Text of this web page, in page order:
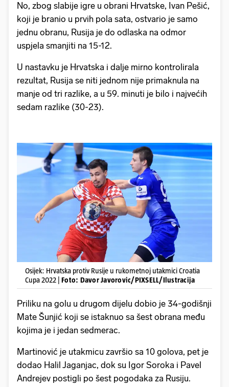
No, zbog slabije igre u obrani Hrvatske, Ivan Pešić,
koji je branio u prvih pola sata, ostvario je samo
jednu obranu, Rusija je do odlaska na odmor
uspjela smanjiti na 15-12.
U nastavku je Hrvatska i dalje mirno kontrolirala
rezultat, Rusija se niti jednom nije primaknula na
manje od tri razlike, a u 59. minuti je bilo i najvećih
sedam razlike (30-23).
Osijek: Hrvatska protiv Rusije u rukometnoj utakmici Croatia
Cupa 2022 | Foto: Davor Javorovic/PIXSELL/Ilustracija
Priliku na golu u drugom dijelu dobio je 34-godišnji
Mate Šunjić koji se istaknuo sa šest obrana među
kojima je i jedan sedmerac.
Martinović je utakmicu završio sa 10 golova, pet je
dodao Halil Jaganjac, dok su Igor Soroka i Pavel
Andrejev postigli po šest pogodaka za Rusiju.